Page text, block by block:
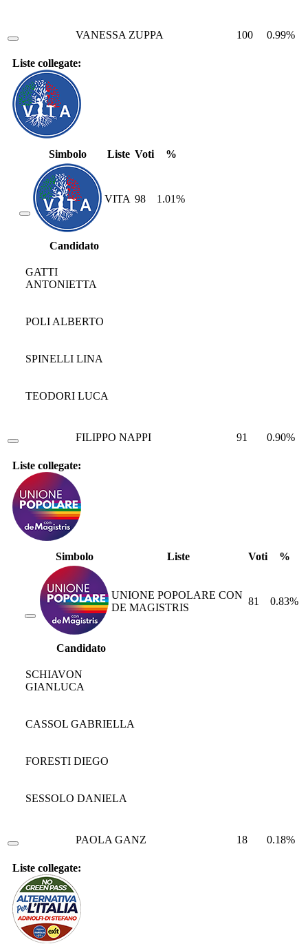
VANESSA ZUPPA 100 0.99%
Liste collegate:
Simbolo Liste Voti %
VITA 98 1.01%
Candidato
GATTI
ANTONIETTA
POLI ALBERTO
SPINELLI LINA
TEODORI LUCA
FILIPPO NAPPI 91 0.90%
Liste collegate:
Simbolo Liste Voti %
UNIONE POPOLARE CON
DE MAGISTRIS
81 0.83%
Candidato
SCHIAVON
GIANLUCA
CASSOL GABRIELLA
FORESTI DIEGO
SESSOLO DANIELA
PAOLA GANZ 18 0.18%
Liste collegate: